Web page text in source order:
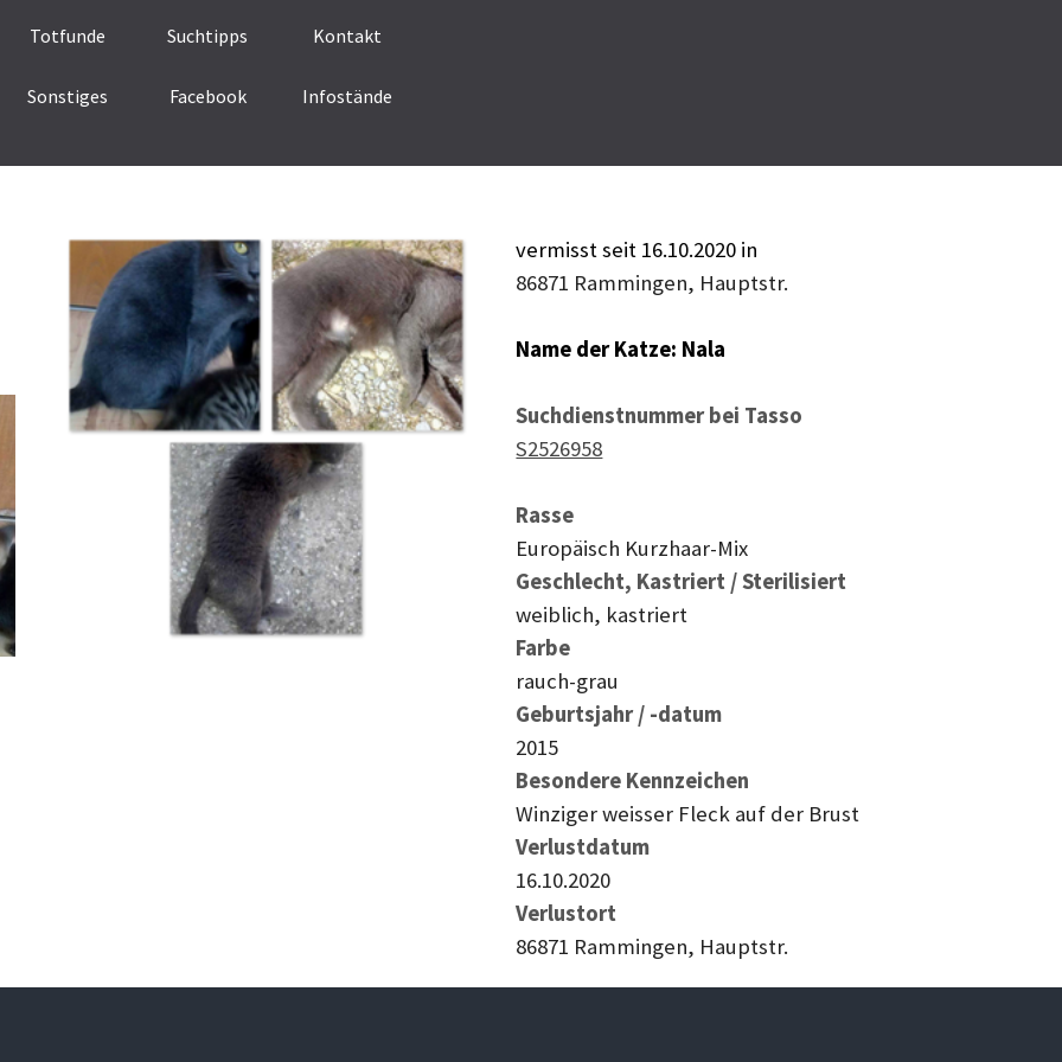
Menü überspringen
Totfunde Suchtipps Kontakt
Sonstiges ▼
Facebook Infostände
vermisst seit 16.10.2020 in
86871 Rammingen, Hauptstr.
Name der Katze: Nala
Suchdienstnummer bei Tasso
S2526958
Rasse
Europäisch Kurzhaar-Mix
Geschlecht, Kastriert / Sterilisiert
weiblich, kastriert
Farbe
rauch-grau
Geburtsjahr / -datum
2015
Besondere Kennzeichen
Winziger weisser Fleck auf der Brust
Verlustdatum
16.10.2020
Verlustort
86871 Rammingen, Hauptstr.